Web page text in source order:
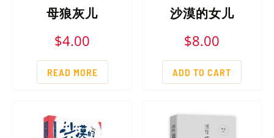
母狼灰儿
$4.00
READ MORE
沙漠的女儿
$8.00
ADD TO CART